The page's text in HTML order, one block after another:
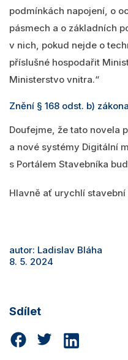
podmínkách napojení, o
pásmech a o základních
v nich, pokud nejde o
příslušné hospodařit
Ministerstvo vnitra.“
Znění § 168 odst. b)
Doufejme, že tato novela
a nové systémy Digitální
s Portálem Stavebníka
Hlavně ať urychlí stavební
autor: Ladislav Bláha
8. 5. 2024
Sdílet